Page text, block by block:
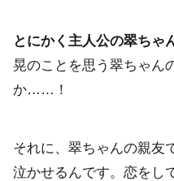
とにかく主人公の翠ちゃ
晃のことを思う翠ちゃん
か……！
それに、翠ちゃんの親友
泣かせるんです。恋をし